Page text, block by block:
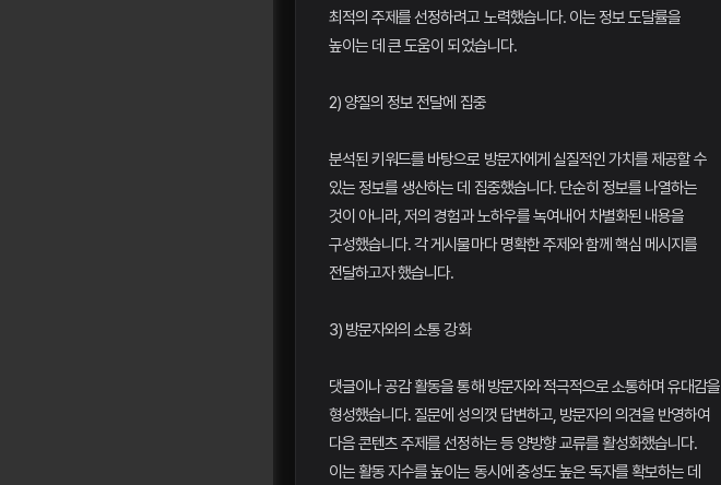
최적의 주제를 선정하려고 노력했습니다. 이는 정보 도달률을
높이는 데 큰 도움이 되었습니다.
2) 양질의 정보 전달에 집중
분석된 키워드를 바탕으로 방문자에게 실질적인 가치를 제공할 수
있는 정보를 생산하는 데 집중했습니다. 단순히 정보를 나열하는
것이 아니라, 저의 경험과 노하우를 녹여내어 차별화된 내용을
구성했습니다. 각 게시물마다 명확한 주제와 함께 핵심 메시지를
전달하고자 했습니다.
3) 방문자와의 소통 강화
댓글이나 공감 활동을 통해 방문자와 적극적으로 소통하며 유대감을
형성했습니다. 질문에 성의껏 답변하고, 방문자의 의견을 반영하여
다음 콘텐츠 주제를 선정하는 등 양방향 교류를 활성화했습니다.
이는 활동 지수를 높이는 동시에 충성도 높은 독자를 확보하는 데